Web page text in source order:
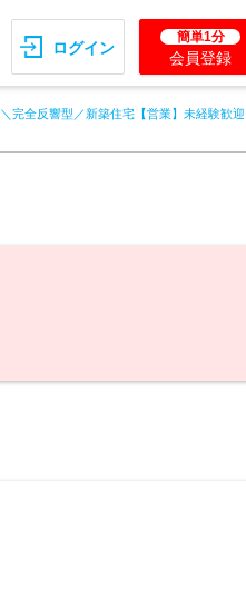
ログイン
簡単1分
会員登録
＼完全反響型／新築住宅【営業】未経験歓